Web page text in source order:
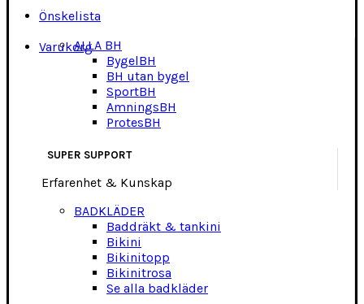
Önskelista
VarukorgALLA BH
BygelBH
BH utan bygel
SportBH
AmningsBH
ProtesBH
SUPER SUPPORT
Erfarenhet & Kunskap
BADKLÄDER
Baddräkt & tankini
Bikini
Bikinitopp
Bikinitrosa
Se alla badkläder